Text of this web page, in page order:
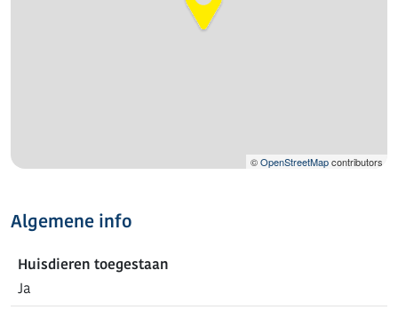
©OpenStreetMapcontributors
Algemene info
Huisdieren toegestaan
Ja